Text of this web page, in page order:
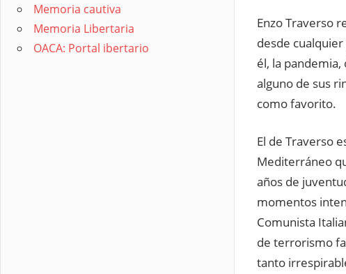
Enzo Traverso
desde
él, la
alguno de sus
como favorito.
El de Traverso
Mediterráneo
años de
momentos
Comunista
de terrorismo
tanto
Memoria cautiva
Memoria Libertaria
OACA: Portal ibertario